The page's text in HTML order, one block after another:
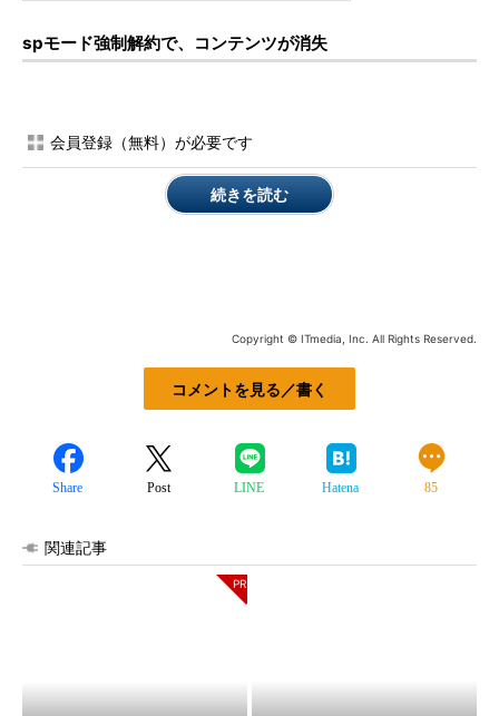
spモード強制解約で、コンテンツが消失
会員登録（無料）が必要です
続きを読む
Copyright © ITmedia, Inc. All Rights Reserved.
コメントを見る／書く
Share Post LINE Hatena 85
関連記事